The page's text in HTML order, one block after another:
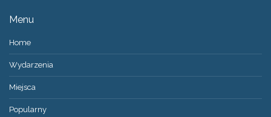
Menu
Home
Wydarzenia
Miejsca
Popularny